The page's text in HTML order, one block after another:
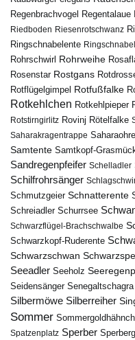
Regenbrachvogel Regentalaue
Riedboden Riesenrotschwanz
Ringschnabelente
Rohrschwirl Rohrweihe
Rosenstar Rostgans
Rotflügelgimpel Rotfußfalke
Rotkehlchen Rotkehlpieper
Rotstirngirlitz Rovinj Rötelfalke
Saharakragentrappe
Samtente Samtkopf-
Sandregenpfeifer Schelladler
Schilfrohrsänger
Schmutzgeier Schnatterente
Schreiadler Schurrsee
Schwarzflügel-Brachschwalbe
Schwarzkopf-Ruderente
Schwarzschwan
Seeadler Seeholz
Seidensänger Senegaltschagra
Silbermöwe Silberreiher
Sommer
Spatzenplatz Sperber